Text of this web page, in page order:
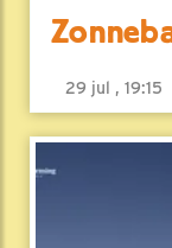
29 jul , 19:15